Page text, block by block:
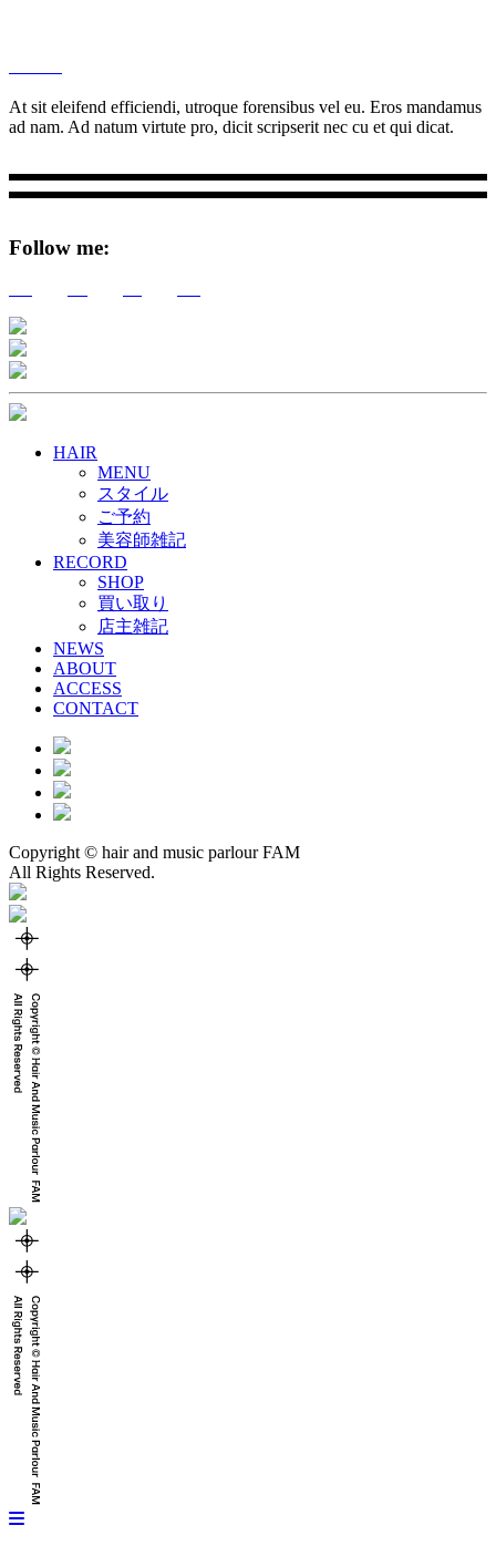
At sit eleifend efficiendi, utroque forensibus vel eu. Eros mandamus
ad nam. Ad natum virtute pro, dicit scripserit nec cu et qui dicat.
Follow me:
HAIR
MENU
スタイル
ご予約
美容師雑記
RECORD
SHOP
買い取り
店主雑記
NEWS
ABOUT
ACCESS
CONTACT
Copyright © hair and music parlour FAM
All Rights Reserved.